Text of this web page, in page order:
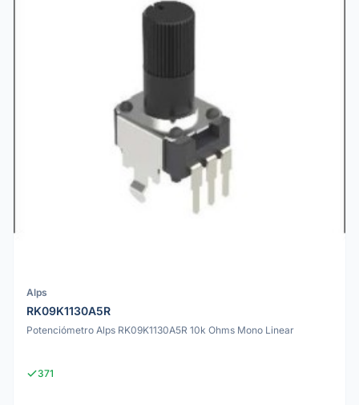
Alps
RK09K1130A5R
Potenciómetro Alps RK09K1130A5R 10k Ohms Mono Linear
371